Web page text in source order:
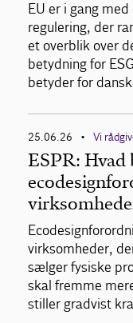
EU er i gang
regulering, der
et overblik over
betydning for
betyder for
25.06.26 • Vi
ESPR: Hvad
virksomheder,
sælger fysiske
skal fremme
stiller gradvist